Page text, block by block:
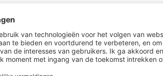
Vervolledig uw BASE LINE bureau